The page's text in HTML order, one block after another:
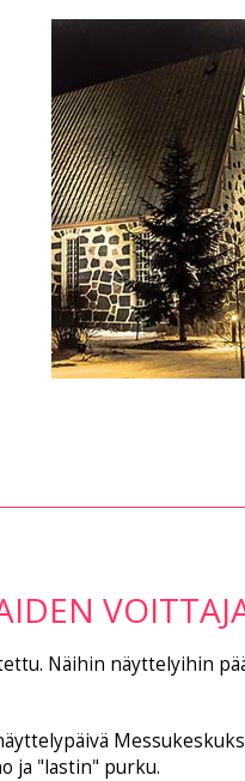
Näihin näyttelyihin
ja "lastin" purku.